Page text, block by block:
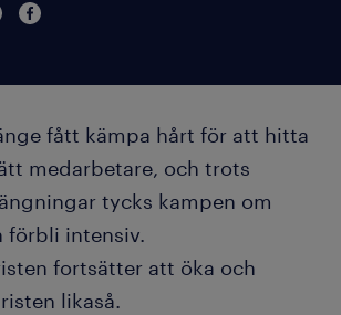
fått kämpa hårt för att hitta
medarbetare, och trots
tycks kampen om
förbli intensiv.
fortsätter att öka och
likaså.